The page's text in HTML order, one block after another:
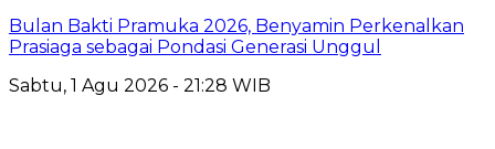
Bulan Bakti Pramuka 2026, Benyamin Perkenalkan
Prasiaga sebagai Pondasi Generasi Unggul
Sabtu, 1 Agu 2026 - 21:28 WIB